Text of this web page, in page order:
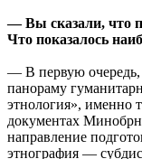
— Вы сказали, что
Что показалось
— В первую
панораму
этнология», именно
документах
направление
этнография —